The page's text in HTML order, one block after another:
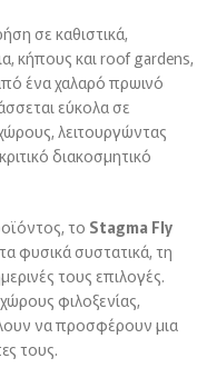
σε καθιστικά,
κήπους και roof gardens,
ένα χαλαρό πρωινό
εύκολα σε
λειτουργώντας
διακοσμητικό
το Stagma Fly
φυσικά συστατικά, τη
τους επιλογές.
φιλοξενίας,
να προσφέρουν μια
τους.